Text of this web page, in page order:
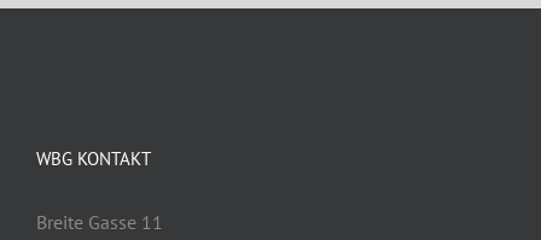
WBG KONTAKT
Breite Gasse 11